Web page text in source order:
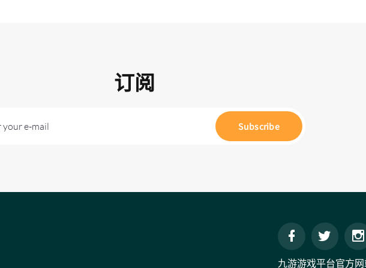
订阅
your e-mail Subscribe
九游游戏平台官方